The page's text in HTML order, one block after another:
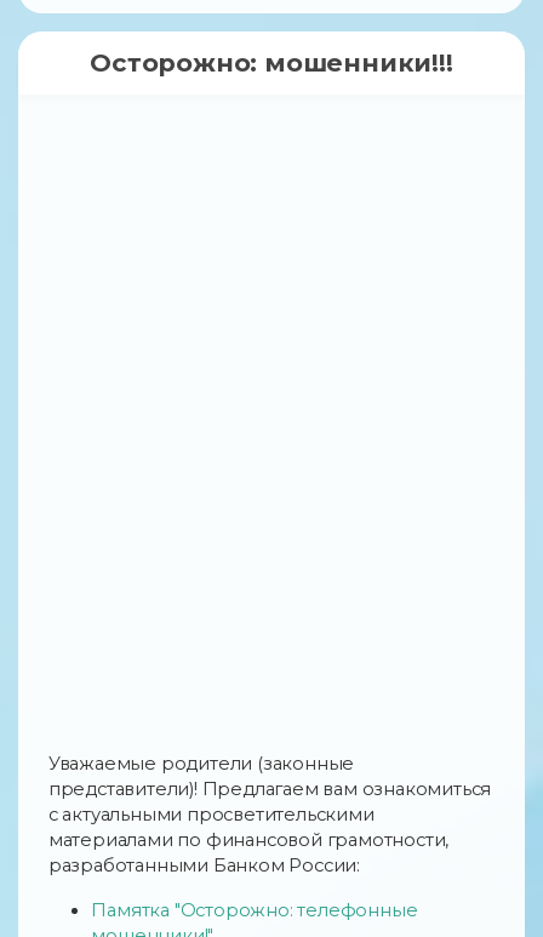
Осторожно: мошенники!!!
Уважаемые родители (законные
представители)! Предлагаем вам ознакомиться
с актуальными просветительскими
материалами по финансовой грамотности,
разработанными Банком России:
Памятка "Осторожно: телефонные